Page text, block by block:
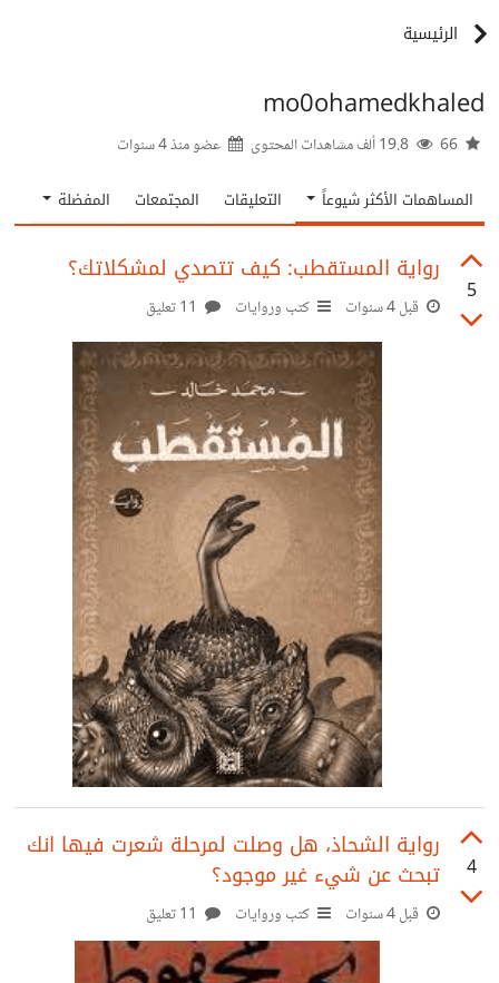
الرئيسية
mo0ohamedkhaled
عضو منذ4 سنوات
المساهمات الأكثر شيوعاً التعليقات المجتمعات المفضلة
5
رواية المستقطب: كيف تتصدي لمشكلاتك؟
قبل 4 سنوات كتب وروايات
4
رواية الشحاذ، هل وصلت لمرحلة شعرت فيها انك
تبحث عن شيء غير موجود؟
قبل 4 سنوات كتب وروايات